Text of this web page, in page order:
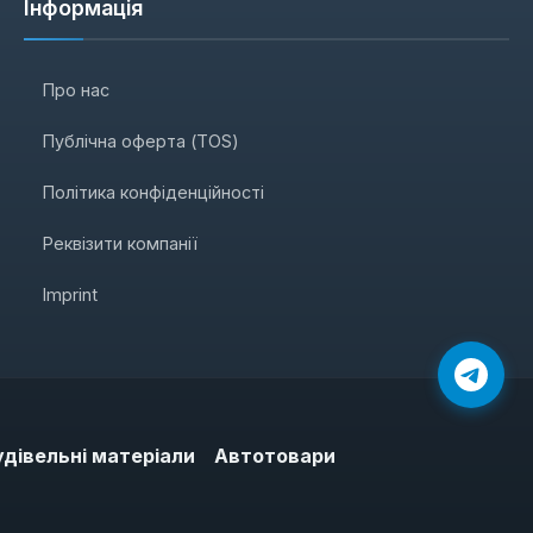
Інформація
Про нас
Публічна оферта (TOS)
Політика конфіденційності
Реквізити компанії
Imprint
матеріали Автотовари